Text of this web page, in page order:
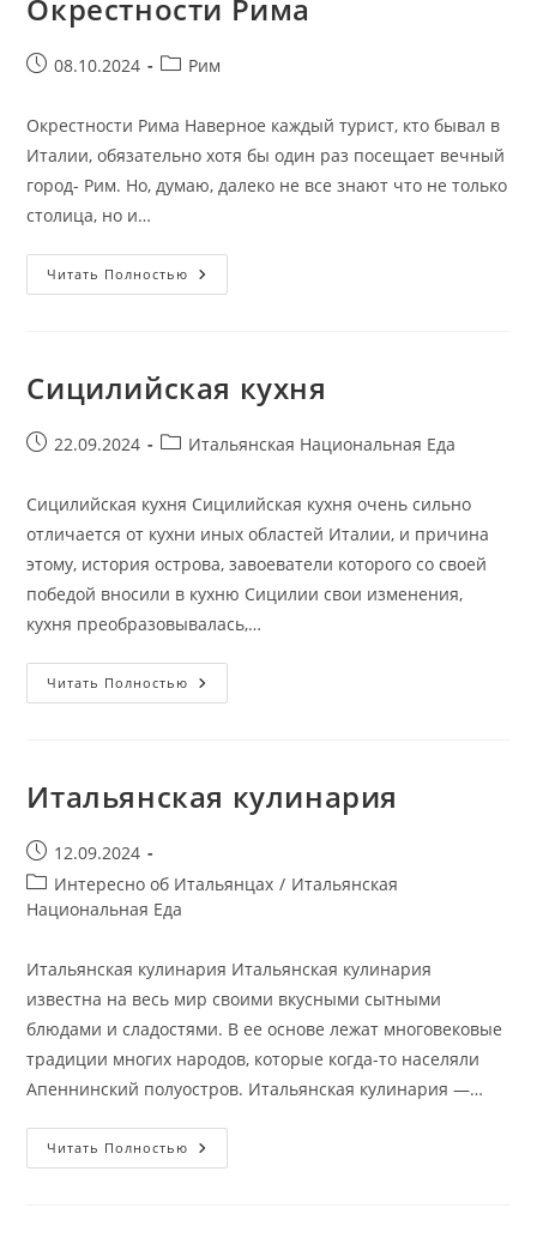
Окрестности Рима
Запись08.10.2024
Рубрика
Рим
Окрестности Рима Наверное каждый турист, кто бывал в
Италии, обязательно хотя бы один раз посещает вечный
город- Рим. Но, думаю, далеко не все знают что не только
столица, но и…
Читать Полностью Окрестности
Рима
Сицилийская кухня
Запись22.09.2024
Рубрика
Итальянская Национальная Еда
Сицилийская кухня Сицилийская кухня очень сильно
отличается от кухни иных областей Италии, и причина
этому, история острова, завоеватели которого со своей
победой вносили в кухню Сицилии свои изменения,
кухня преобразовывалась,…
Читать Полностью Сицилийская
Кухня
Итальянская кулинария
Запись
опубликована:
12.09.2024
Рубрика
записи:
Интересно об Итальянцах / Итальянская
Национальная Еда
Итальянская кулинария Итальянская кулинария
известна на весь мир своими вкусными сытными
блюдами и сладостями. В ее основе лежат многовековые
традиции многих народов, которые когда-то населяли
Апеннинский полуостров. Итальянская кулинария —…
Читать Полностью Итальянская
Кулинария